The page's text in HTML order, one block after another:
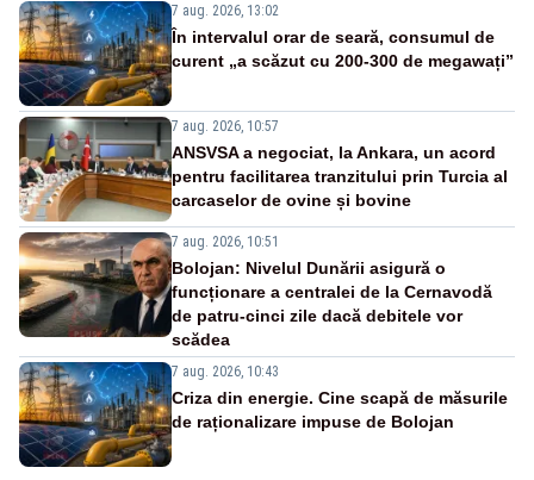
7 aug. 2026, 13:02
În intervalul orar de seară, consumul de
curent „a scăzut cu 200-300 de megawați”
7 aug. 2026, 10:57
ANSVSA a negociat, la Ankara, un acord
pentru facilitarea tranzitului prin Turcia al
carcaselor de ovine și bovine
7 aug. 2026, 10:51
Bolojan: Nivelul Dunării asigură o
funcționare a centralei de la Cernavodă
de patru-cinci zile dacă debitele vor
scădea
7 aug. 2026, 10:43
Criza din energie. Cine scapă de măsurile
de raționalizare impuse de Bolojan